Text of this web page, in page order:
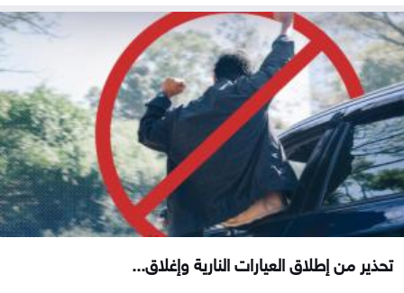
تحذير من إطلاق العيارات النارية وإغلاق...